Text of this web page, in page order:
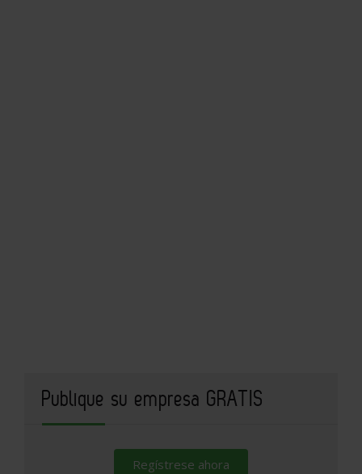
Publique su empresa GRATIS
Regístrese ahora